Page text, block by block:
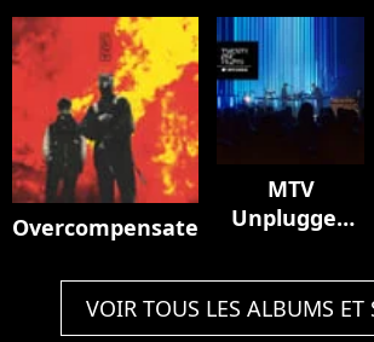
Overcompensate
MTV
Unplugged
VOIR TOUS LES ALBUMS ET